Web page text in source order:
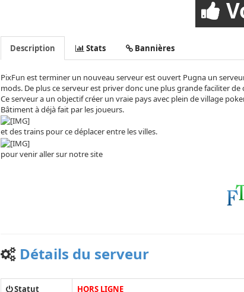
Description Stats Bannières
PixFun est terminer un nouveau serveur est ouvert Pugna un
mods. De plus ce serveur est priver donc une plus grande faciliter de
Ce serveur a un objectif créer un vraie pays avec plein de village
Bâtiment à déjà fait par les joueurs.
et des trains pour ce déplacer entre les villes.
pour venir aller sur notre site
Détails du serveur
Statut
HORS LIGNE